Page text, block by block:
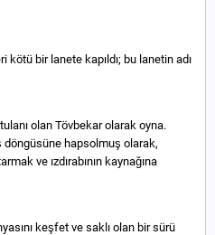
bir lanete kapıldı; bu lanetin adı
olan Tövbekar olarak oyna.
döngüsüne hapsolmuş olarak,
ve ızdırabının kaynağına
keşfet ve saklı olan bir sürü